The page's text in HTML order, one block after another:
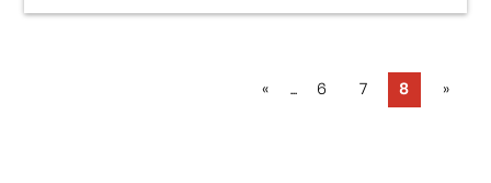
« ... 6 7 8 »